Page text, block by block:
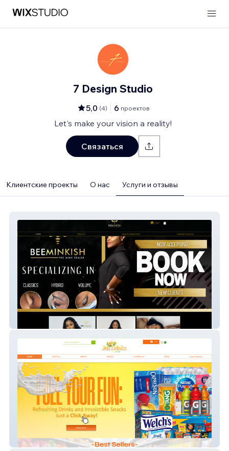
7 Design Studio
5,0 (4) 6 проектов
Let's make your vision a reality!
Связаться
Клиентские проекты О нас Услуги и отзывы
Juzdrinkz